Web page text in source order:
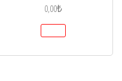
0,00₺